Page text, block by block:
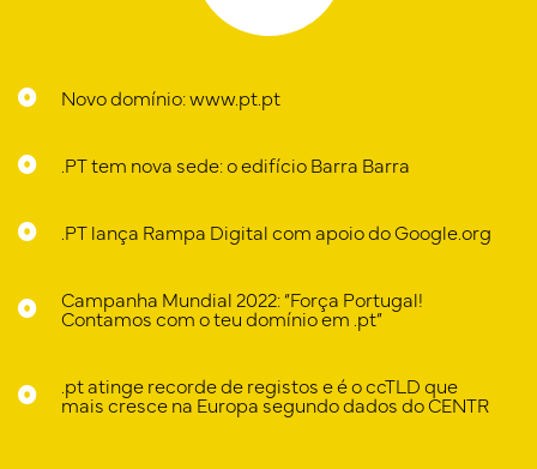
Novo domínio: www.pt.pt
.PT tem nova sede: o edifício Barra Barra
.PT lança Rampa Digital com apoio do Google.org
Campanha Mundial 2022: “Força Portugal!
Contamos com o teu domínio em .pt”
.pt atinge recorde de registos e é o ccTLD que
mais cresce na Europa segundo dados do CENTR